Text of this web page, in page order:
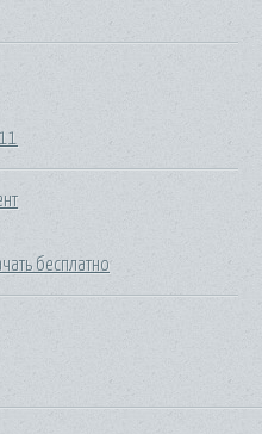
бесплатно